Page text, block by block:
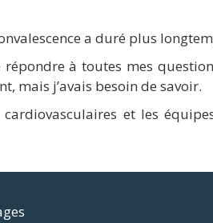
a duré plus
à toutes mes
mais j’avais besoin de savoir.
et les